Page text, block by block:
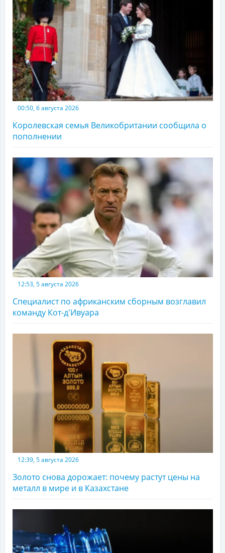
00:50, 6 августа 2026
Королевская семья Великобритании сообщила о
пополнении
12:53, 5 августа 2026
Специалист по африканским сборным возглавил
команду Кот-д'Ивуара
12:39, 5 августа 2026
Золото снова дорожает: почему растут цены на
металл в мире и в Казахстане